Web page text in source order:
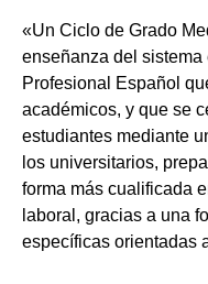
«Un Ciclo de Grado
enseñanza del
Profesional Español
académicos, y que se
estudiantes mediante
los universitarios,
forma más cualificada
laboral, gracias a una
específicas orientadas